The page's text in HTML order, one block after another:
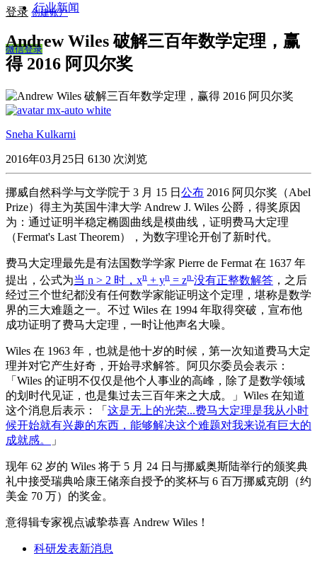
登录 创建账户
微信登录
行业新闻
Andrew Wiles 破解三百年数学定理，赢
得 2016 阿贝尔奖
Sneha Kulkarni
2016年03月25日 6130 次浏览
挪威自然科学与文学院于 3 月 15 日 公布 2016 阿贝尔奖（Abel
Prize）得主为英国牛津大学 Andrew J. Wiles 公爵，得奖原因
为：通过证明半稳定椭圆曲线是模曲线，证明费马大定理
（Fermat's Last Theorem），为数字理论开创了新时代。
费马大定理最先是有法国数学学家 Pierre de Fermat 在 1637 年
提出，公式为当 n > 2 时，xn + yn = zn 没有正整数解答 ，之后
经过三个世纪都没有任何数学家能证明这个定理，堪称是数学
界的三大难题之一。不过 Wiles 在 1994 年取得突破，宣布他
成功证明了费马大定理，一时让他声名大噪。
Wiles 在 1963 年，也就是他十岁的时候，第一次知道费马大定
理并对它产生好奇，开始寻求解答。阿贝尔委员会表示：
「Wiles 的证明不仅仅是他个人事业的高峰，除了是数学领域
的划时代见证，也是集过去三百年来之大成。」Wiles 在知道
这个消息后表示：「 这是无上的光荣...费马大定理是我从小时
候开始就有兴趣的东西，能够解决这个难题对我来说有巨大的
成就感。
」
现年 62 岁的 Wiles 将于 5 月 24 日与挪威奥斯陆举行的颁奖典
礼中接受瑞典哈康王储亲自授予的奖杯与 6 百万挪威克朗（约
美金 70 万）的奖金。
意得辑专家视点诚挚恭喜 Andrew Wiles！
科研发表新消息